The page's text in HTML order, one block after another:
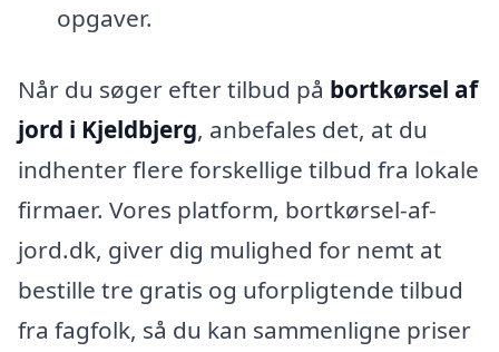
opgaver.
Når du søger efter tilbud på bortkørsel af
jord i Kjeldbjerg, anbefales det, at du
indhenter flere forskellige tilbud fra lokale
firmaer. Vores platform, bortkørsel-af-
jord.dk, giver dig mulighed for nemt at
bestille tre gratis og uforpligtende tilbud
fra fagfolk, så du kan sammenligne priser